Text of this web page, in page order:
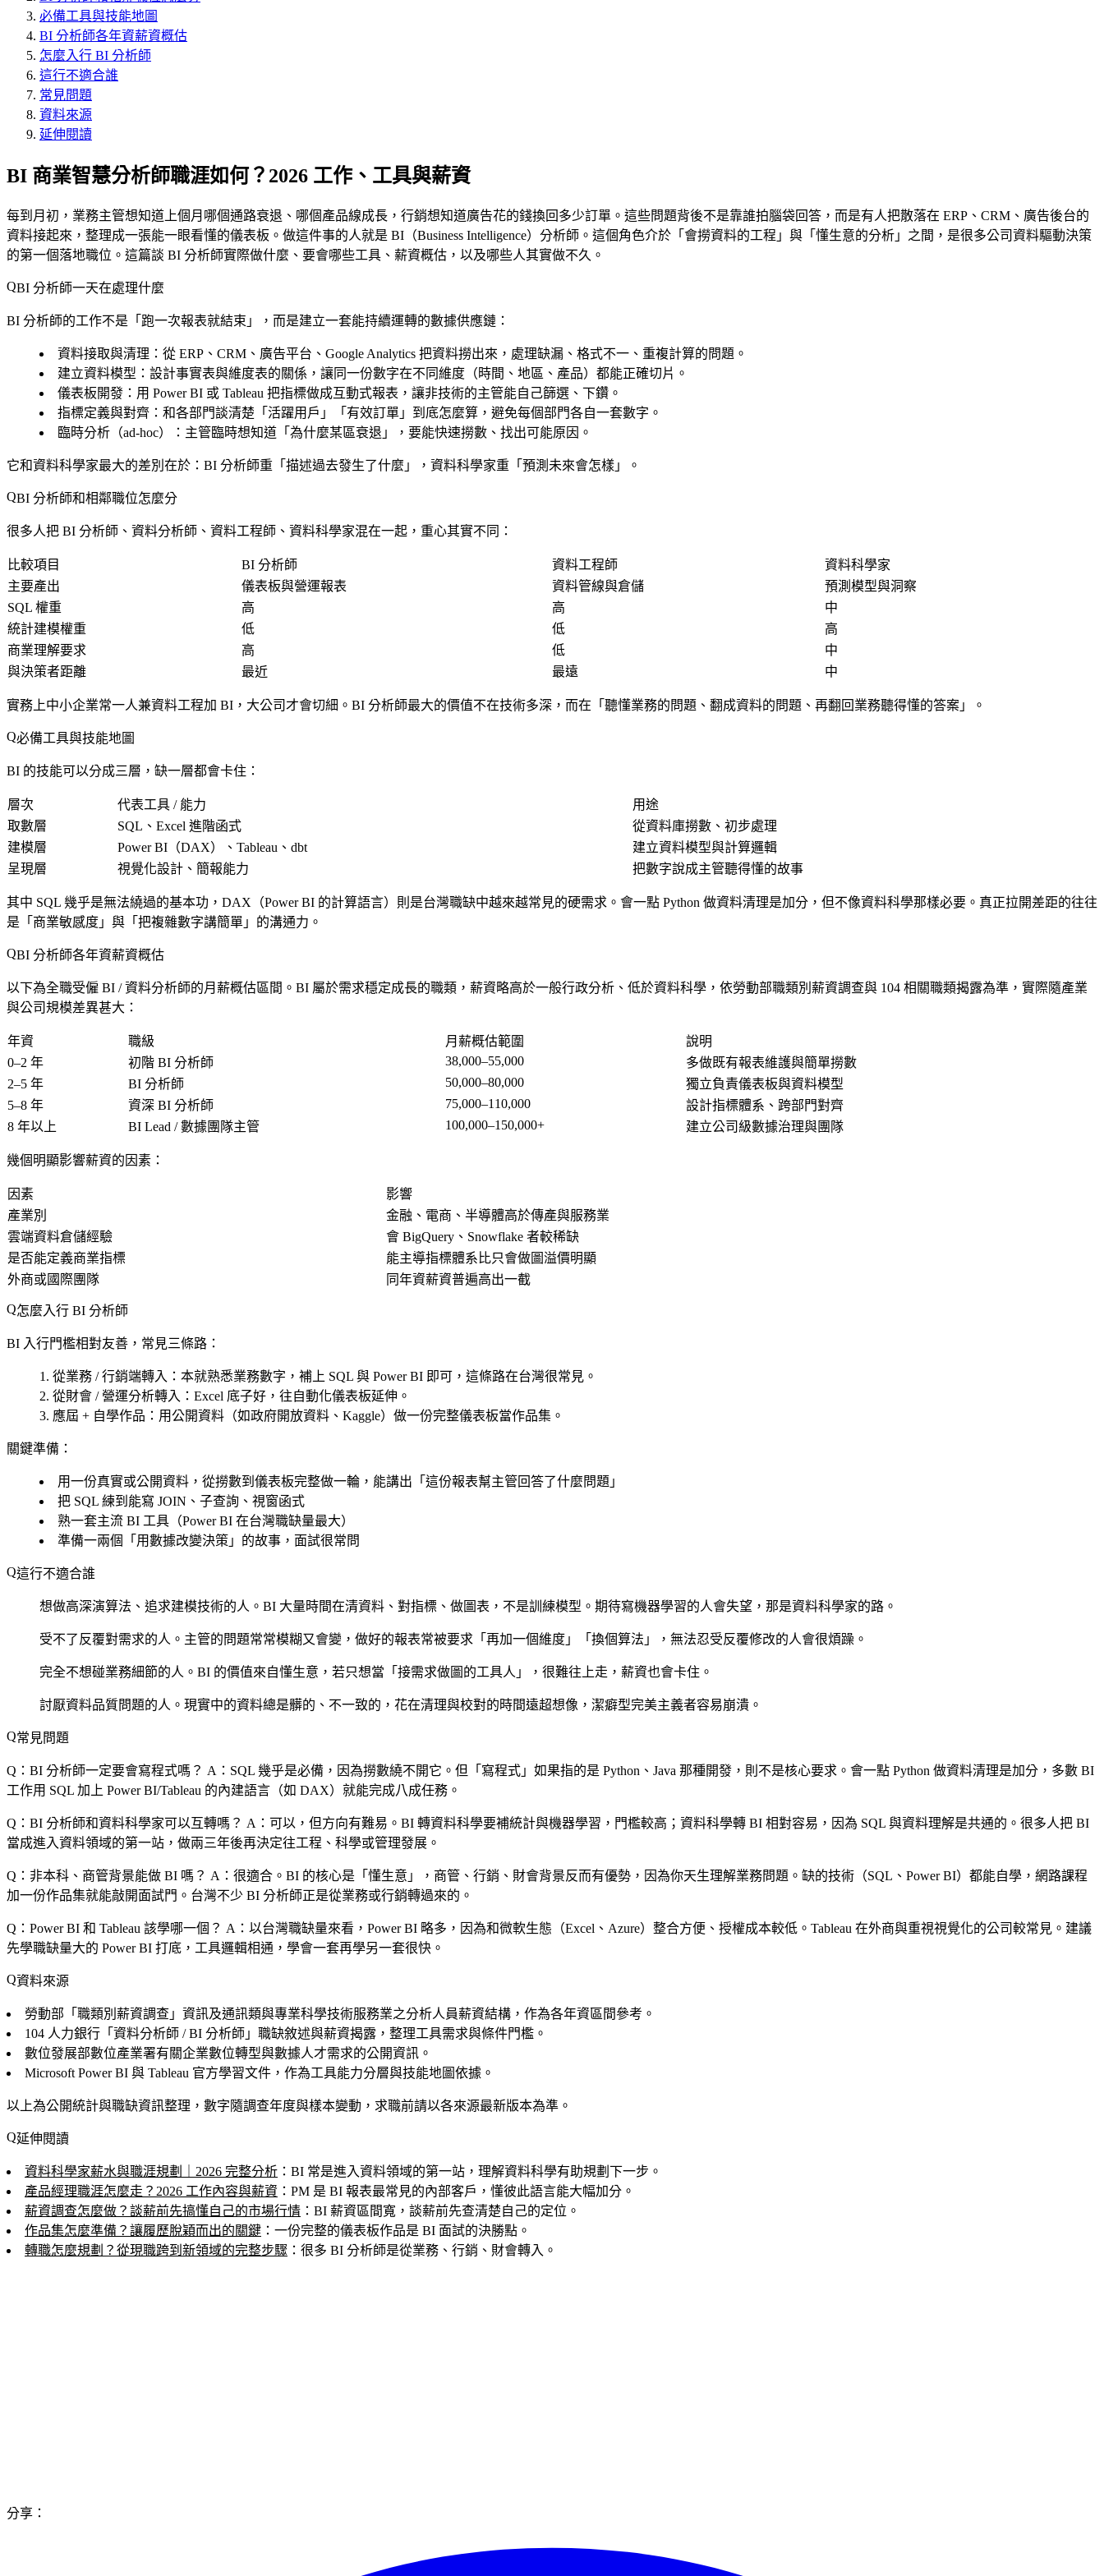
必備工具與技能地圖
BI 分析師各年資薪資概估
怎麼入行 BI 分析師
這行不適合誰
常見問題
資料來源
延伸閱讀
BI 商業智慧分析師職涯如何？2026 工作、工具與薪資
每到月初，業務主管想知道上個月哪個通路衰退、哪個產品線成長，行銷想知道廣告花的錢換回多少訂單。這些問題背後不是靠誰拍腦袋回答，而是有人把散落在 ERP、CRM、廣告後台的
資料接起來，整理成一張能一眼看懂的儀表板。做這件事的人就是 BI（Business Intelligence）分析師。這個角色介於「會撈資料的工程」與「懂生意的分析」之間，是很多公司資料驅動決策
的第一個落地職位。這篇談 BI 分析師實際做什麼、要會哪些工具、薪資概估，以及哪些人其實做不久。
BI 分析師一天在處理什麼
BI 分析師的工作不是「跑一次報表就結束」，而是建立一套能持續運轉的數據供應鏈：
資料接取與清理 ：從 ERP、CRM、廣告平台、Google Analytics 把資料撈出來，處理缺漏、格式不一、重複計算的問題。
建立資料模型 ：設計事實表與維度表的關係，讓同一份數字在不同維度（時間、地區、產品）都能正確切片。
儀表板開發 ：用 Power BI 或 Tableau 把指標做成互動式報表，讓非技術的主管能自己篩選、下鑽。
指標定義與對齊 ：和各部門談清楚「活躍用戶」「有效訂單」到底怎麼算，避免每個部門各自一套數字。
臨時分析（ad-hoc）
：主管臨時想知道「為什麼某區衰退」，要能快速撈數、找出可能原因。
它和資料科學家最大的差別在於：BI 分析師重「描述過去發生了什麼」，資料科學家重「預測未來會怎樣」。
BI 分析師和相鄰職位怎麼分
很多人把 BI 分析師、資料分析師、資料工程師、資料科學家混在一起，重心其實不同：
比較項目 BI 分析師 資料工程師
資料科學家
主要產出
儀表板與營運報表 資料管線與倉儲
預測模型與洞察
SQL 權重
高 高
中
統計建模權重
低 低
高
商業理解要求
高 低
中
與決策者距離
最近 最遠 中
實務上中小企業常一人兼資料工程加 BI，大公司才會切細。BI 分析師最大的價值不在技術多深，而在「聽懂業務的問題、翻成資料的問題、再翻回業務聽得懂的答案」。
必備工具與技能地圖
BI 的技能可以分成三層，缺一層都會卡住：
層次 代表工具 / 能力
用途
取數層
SQL、Excel 進階函式
從資料庫撈數、初步處理
建模層
Power BI（DAX）、Tableau、dbt
建立資料模型與計算邏輯
呈現層
視覺化設計、簡報能力 把數字說成主管聽得懂的故事
其中 SQL 幾乎是無法繞過的基本功，DAX（Power BI 的計算語言）則是台灣職缺中越來越常見的硬需求。會一點 Python 做資料清理是加分，但不像資料科學那樣必要。真正拉開差距的往往
是「商業敏感度」與「把複雜數字講簡單」的溝通力。
BI 分析師各年資薪資概估
以下為全職受僱 BI / 資料分析師的月薪概估區間。BI 屬於需求穩定成長的職類，薪資略高於一般行政分析、低於資料科學，依勞動部職類別薪資調查與 104 相關職類揭露為準，實際隨產業
與公司規模差異甚大：
年資 職級 月薪概估範圍
說明
0–2 年
初階 BI 分析師 38,000–55,000
多做既有報表維護與簡單撈數
2–5 年
BI 分析師 50,000–80,000
獨立負責儀表板與資料模型
5–8 年
資深 BI 分析師 75,000–110,000
設計指標體系、跨部門對齊
8 年以上
BI Lead / 數據團隊主管 100,000–150,000+ 建立公司級數據治理與團隊
幾個明顯影響薪資的因素：
因素
影響
產業別
金融、電商、半導體高於傳產與服務業
雲端資料倉儲經驗
會 BigQuery、Snowflake 者較稀缺
是否能定義商業指標
能主導指標體系比只會做圖溢價明顯
外商或國際團隊
同年資薪資普遍高出一截
怎麼入行 BI 分析師
BI 入行門檻相對友善，常見三條路：
從業務 / 行銷端轉入 ：本就熟悉業務數字，補上 SQL 與 Power BI 即可，這條路在台灣很常見。
從財會 / 營運分析轉入 ：Excel 底子好，往自動化儀表板延伸。
應屆 + 自學作品 ：用公開資料（如政府開放資料、Kaggle）做一份完整儀表板當作品集。
關鍵準備：
用一份真實或公開資料，從撈數到儀表板完整做一輪，能講出「這份報表幫主管回答了什麼問題」
把 SQL 練到能寫 JOIN、子查詢、視窗函式
熟一套主流 BI 工具（Power BI 在台灣職缺量最大）
準備一兩個「用數據改變決策」的故事，面試很常問
這行不適合誰
想做高深演算法、追求建模技術的人。BI 大量時間在清資料、對指標、做圖表，不是訓練模型。期待寫機器學習的人會失望，那是資料科學家的路。
受不了反覆對需求的人。主管的問題常常模糊又會變，做好的報表常被要求「再加一個維度」「換個算法」，無法忍受反覆修改的人會很煩躁。
完全不想碰業務細節的人。BI 的價值來自懂生意，若只想當「接需求做圖的工具人」，很難往上走，薪資也會卡住。
討厭資料品質問題的人。現實中的資料總是髒的、不一致的，花在清理與校對的時間遠超想像，潔癖型完美主義者容易崩潰。
常見問題
Q：BI 分析師一定要會寫程式嗎？ A：SQL 幾乎是必備，因為撈數繞不開它。但「寫程式」如果指的是 Python、Java 那種開發，則不是核心要求。會一點 Python 做資料清理是加分，多數 BI
工作用 SQL 加上 Power BI/Tableau 的內建語言（如 DAX）就能完成八成任務。
Q：BI 分析師和資料科學家可以互轉嗎？ A：可以，但方向有難易。BI 轉資料科學要補統計與機器學習，門檻較高；資料科學轉 BI 相對容易，因為 SQL 與資料理解是共通的。很多人把 BI
當成進入資料領域的第一站，做兩三年後再決定往工程、科學或管理發展。
Q：非本科、商管背景能做 BI 嗎？ A：很適合。BI 的核心是「懂生意」，商管、行銷、財會背景反而有優勢，因為你天生理解業務問題。缺的技術（SQL、Power BI）都能自學，網路課程
加一份作品集就能敲開面試門。台灣不少 BI 分析師正是從業務或行銷轉過來的。
Q：Power BI 和 Tableau 該學哪一個？ A：以台灣職缺量來看，Power BI 略多，因為和微軟生態（Excel、Azure）整合方便、授權成本較低。Tableau 在外商與重視視覺化的公司較常見。建議
先學職缺量大的 Power BI 打底，工具邏輯相通，學會一套再學另一套很快。
資料來源
勞動部「職類別薪資調查」資訊及通訊類與專業科學技術服務業之分析人員薪資結構，作為各年資區間參考。
104 人力銀行「資料分析師 / BI 分析師」職缺敘述與薪資揭露，整理工具需求與條件門檻。
數位發展部數位產業署有關企業數位轉型與數據人才需求的公開資訊。
Microsoft Power BI 與 Tableau 官方學習文件，作為工具能力分層與技能地圖依據。
以上為公開統計與職缺資訊整理，數字隨調查年度與樣本變動，求職前請以各來源最新版本為準。
延伸閱讀
資料科學家薪水與職涯規劃｜2026 完整分析 ：BI 常是進入資料領域的第一站，理解資料科學有助規劃下一步。
產品經理職涯怎麼走？2026 工作內容與薪資 ：PM 是 BI 報表最常見的內部客戶，懂彼此語言能大幅加分。
薪資調查怎麼做？談薪前先搞懂自己的市場行情 ：BI 薪資區間寬，談薪前先查清楚自己的定位。
作品集怎麼準備？讓履歷脫穎而出的關鍵 ：一份完整的儀表板作品是 BI 面試的決勝點。
轉職怎麼規劃？從現職跨到新領域的完整步驟 ：很多 BI 分析師是從業務、行銷、財會轉入。
分享：